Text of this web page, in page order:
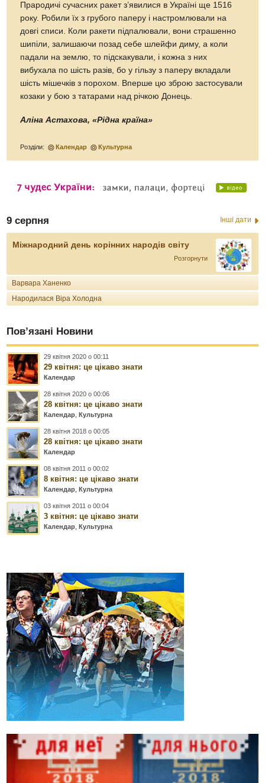
Прародичі сучасних ракет з’явилися в Україні ще 1516
року. Робили їх з грубого паперу і настромлювали на
довгі списи. Коли ракети підпалювали, вони страшенно
шипіли, залишаючи позад себе шлейфи диму, а коли
падали на землю, то підскакували, і кожна з них
вибухала по шість разів, бо у гільзу з паперу вкладали
шість мішечків з порохом. Вперше цю зброю застосували
козаки у бою з татарами над річкою Донець.
Аліна Астахова, «Рідна країна»
Розділи: Календар Культурна
9 серпня Інші дати
Міжнародний день корінних народів світу
Розгорнути
Варвара Ханенко
Народилася Віра Холодна
Пов’язані Новини
29 квітня 2020 о 00:11
29 квітня: це цікаво знати
Календар
28 квітня 2020 о 00:06
28 квітня: це цікаво знати
Календар, Культурна
28 квітня 2018 о 00:05
28 квітня: це цікаво знати
Календар
08 квітня 2011 о 00:02
8 квітня: це цікаво знати
Календар, Культурна
03 квітня 2011 о 00:04
3 квітня: це цікаво знати
Календар, Культурна